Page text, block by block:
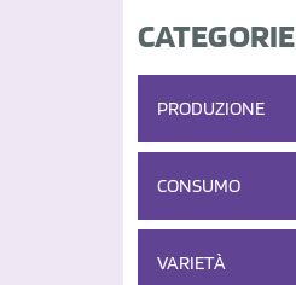
CATEGORIE
PRODUZIONE
CONSUMO
VARIETÀ